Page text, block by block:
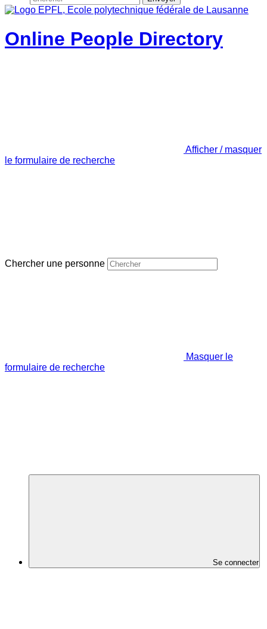
Online People Directory
Afficher / masquer
le formulaire de recherche
Chercher une personne
Masquer le
formulaire de recherche
Se connecter